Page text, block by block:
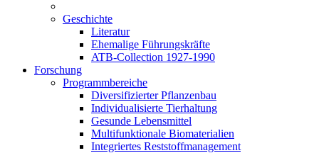
Geschichte
Literatur
Ehemalige Führungskräfte
ATB-Collection 1927-1990
Forschung
Programmbereiche
Diversifizierter Pflanzenbau
Individualisierte Tierhaltung
Gesunde Lebensmittel
Multifunktionale Biomaterialien
Integriertes Reststoffmanagement